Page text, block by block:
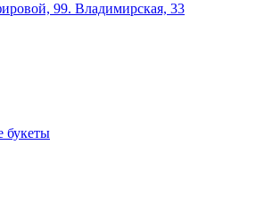
99. Владимирская, 33